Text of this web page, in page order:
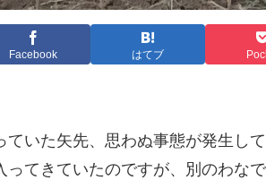
Facebook はてブ
いた矢先、思わぬ事態が発生して
てきていたのですが、別のわな